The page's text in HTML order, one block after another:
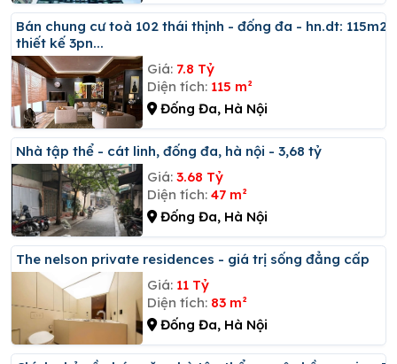
Bán chung cư toà 102 thái thịnh - đống đa - hn.dt: 115m2
thiết kế 3pn...
Giá: 7.8 Tỷ
Diện tích: 115 m²
Đống Đa, Hà Nội
Nhà tập thể - cát linh, đống đa, hà nội - 3,68 tỷ
Giá: 3.68 Tỷ
Diện tích: 47 m²
Đống Đa, Hà Nội
The nelson private residences - giá trị sống đẳng cấp
Giá: 11 Tỷ
Diện tích: 83 m²
Đống Đa, Hà Nội